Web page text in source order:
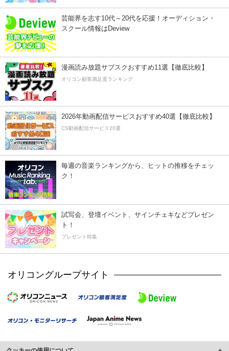
芸能界を志す10代～20代を応援！オーディション・
スクール情報はDeview
漫画読み放題サブスクおすすめ11選【徹底比較】
オリコン顧客満足度ランキング
2026年動画配信サービスおすすめ40選【徹底比較】
CS動画配信サービス20選
毎週の音楽ランキングから、ヒットの推移をチェッ
ク！
試写会、登壇イベント、サインチェキなどプレゼン
ト！
プレゼント特集
オリコングループサイト